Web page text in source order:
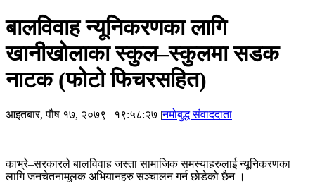
बालविवाह न्यूनिकरणका लागि
खानीखोलाका स्कुल–स्कुलमा सडक
नाटक (फोटो फिचरसहित)
आइतबार, पौष १७, २०७९ | १९:५८:२७ |नमोबुद्ध संवाददाता
काभ्रे–सरकारले बालविवाह जस्ता सामाजिक समस्याहरुलाई न्यूनिकरणका
लागि जनचेतनामूलक अभियानहरु सञ्चालन गर्न छोडेको छैन ।